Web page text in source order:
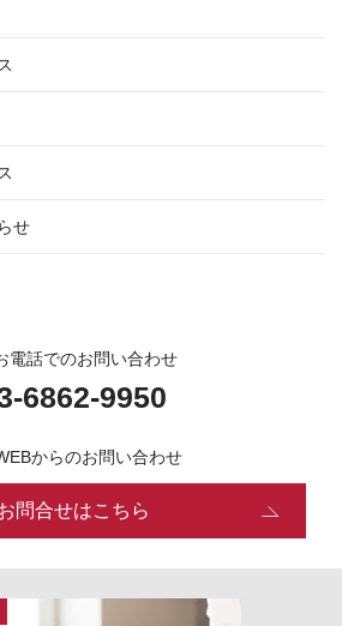
せ
電話でのお問い合わせ
からのお問い合わせ
問合せはこちら